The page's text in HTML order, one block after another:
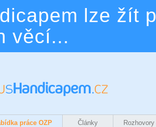
lze žít
věcí...
práce OZP Články Rozhovory